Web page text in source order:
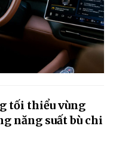
tối thiểu vùng
năng suất bù chi